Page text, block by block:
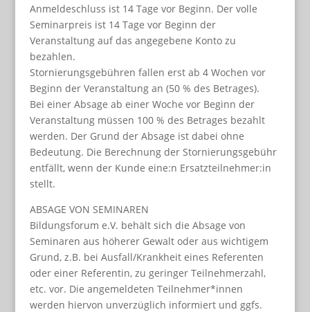
Anmeldeschluss ist 14 Tage vor Beginn. Der volle
Seminarpreis ist 14 Tage vor Beginn der
Veranstaltung auf das angegebene Konto zu
bezahlen.
Stornierungsgebühren fallen erst ab 4 Wochen vor
Beginn der Veranstaltung an (50 % des Betrages).
Bei einer Absage ab einer Woche vor Beginn der
Veranstaltung müssen 100 % des Betrages bezahlt
werden. Der Grund der Absage ist dabei ohne
Bedeutung. Die Berechnung der Stornierungsgebühr
entfällt, wenn der Kunde eine:n Ersatzteilnehmer:in
stellt.
ABSAGE VON SEMINAREN
Bildungsforum e.V. behält sich die Absage von
Seminaren aus höherer Gewalt oder aus wichtigem
Grund, z.B. bei Ausfall/Krankheit eines Referenten
oder einer Referentin, zu geringer Teilnehmerzahl,
etc. vor. Die angemeldeten Teilnehmer*innen
werden hiervon unverzüglich informiert und ggfs.